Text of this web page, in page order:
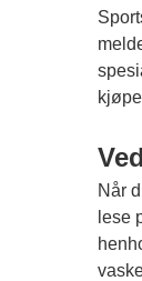
Når
lese